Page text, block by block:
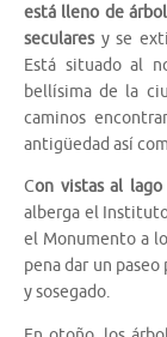
está lleno de
secularesy se
Está situado al
bellísima de la
caminos
antigüedad así
Con vistas al
alberga el
el Monumento a
pena dar un
y sosegado.